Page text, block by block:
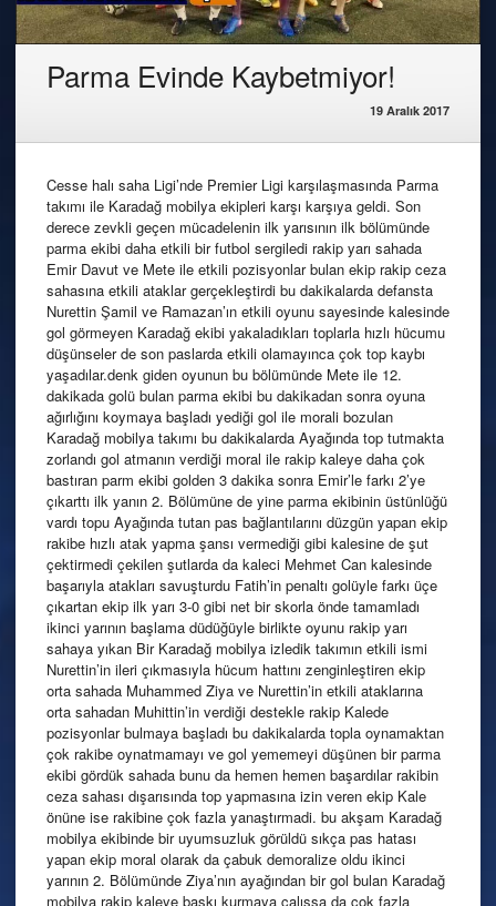
Parma Evinde Kaybetmiyor!
19 Aralık 2017
Cesse halı saha Ligi’nde Premier Ligi karşılaşmasında Parma
takımı ile Karadağ mobilya ekipleri karşı karşıya geldi. Son
derece zevkli geçen mücadelenin ilk yarısının ilk bölümünde
parma ekibi daha etkili bir futbol sergiledi rakip yarı sahada
Emir Davut ve Mete ile etkili pozisyonlar bulan ekip rakip ceza
sahasına etkili ataklar gerçekleştirdi bu dakikalarda defansta
Nurettin Şamil ve Ramazan’ın etkili oyunu sayesinde kalesinde
gol görmeyen Karadağ ekibi yakaladıkları toplarla hızlı hücumu
düşünseler de son paslarda etkili olamayınca çok top kaybı
yaşadılar.denk giden oyunun bu bölümünde Mete ile 12.
dakikada golü bulan parma ekibi bu dakikadan sonra oyuna
ağırlığını koymaya başladı yediği gol ile morali bozulan
Karadağ mobilya takımı bu dakikalarda Ayağında top tutmakta
zorlandı gol atmanın verdiği moral ile rakip kaleye daha çok
bastıran parm ekibi golden 3 dakika sonra Emir’le farkı 2’ye
çıkarttı ilk yanın 2. Bölümüne de yine parma ekibinin üstünlüğü
vardı topu Ayağında tutan pas bağlantılarını düzgün yapan ekip
rakibe hızlı atak yapma şansı vermediği gibi kalesine de şut
çektirmedi çekilen şutlarda da kaleci Mehmet Can kalesinde
başarıyla atakları savuşturdu Fatih’in penaltı golüyle farkı üçe
çıkartan ekip ilk yarı 3-0 gibi net bir skorla önde tamamladı
ikinci yarının başlama düdüğüyle birlikte oyunu rakip yarı
sahaya yıkan Bir Karadağ mobilya izledik takımın etkili ismi
Nurettin’in ileri çıkmasıyla hücum hattını zenginleştiren ekip
orta sahada Muhammed Ziya ve Nurettin’in etkili ataklarına
orta sahadan Muhittin’in verdiği destekle rakip Kalede
pozisyonlar bulmaya başladı bu dakikalarda topla oynamaktan
çok rakibe oynatmamayı ve gol yememeyi düşünen bir parma
ekibi gördük sahada bunu da hemen hemen başardılar rakibin
ceza sahası dışarısında top yapmasına izin veren ekip Kale
önüne ise rakibine çok fazla yanaştırmadi. bu akşam Karadağ
mobilya ekibinde bir uyumsuzluk görüldü sıkça pas hatası
yapan ekip moral olarak da çabuk demoralize oldu ikinci
yarının 2. Bölümünde Ziya’nın ayağından bir gol bulan Karadağ
mobilya rakip kaleye baskı kurmaya çalışsa da çok fazla